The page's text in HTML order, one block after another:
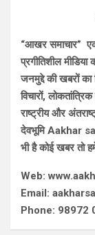
Editor:
“आखर समाचार”
प्रगीतिशील
जनमुद्दे की खबरों का
विचारों,
राष्ट्रीय और
देवभूमि Aakhar
भी है कोई खबर तो
Web:
Email:
Phone: 98972